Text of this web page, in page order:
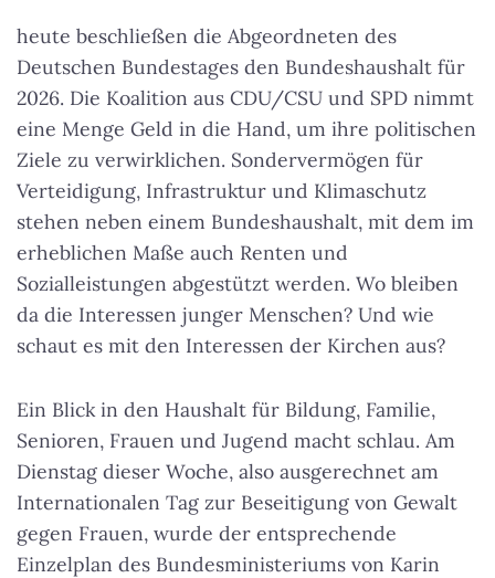
heute beschließen die Abgeordneten des
Deutschen Bundestages den Bundeshaushalt für
2026. Die Koalition aus CDU/CSU und SPD nimmt
eine Menge Geld in die Hand, um ihre politischen
Ziele zu verwirklichen. Sondervermögen für
Verteidigung, Infrastruktur und Klimaschutz
stehen neben einem Bundeshaushalt, mit dem im
erheblichen Maße auch Renten und
Sozialleistungen abgestützt werden. Wo bleiben
da die Interessen junger Menschen? Und wie
schaut es mit den Interessen der Kirchen aus?
Ein Blick in den Haushalt für Bildung, Familie,
Senioren, Frauen und Jugend macht schlau. Am
Dienstag dieser Woche, also ausgerechnet am
Internationalen Tag zur Beseitigung von Gewalt
gegen Frauen, wurde der entsprechende
Einzelplan des Bundesministeriums von Karin